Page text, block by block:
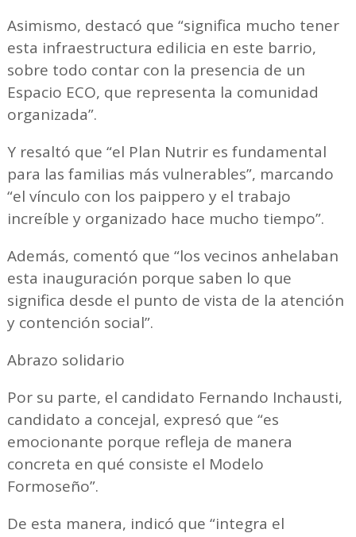
Asimismo, destacó que “significa mucho tener
esta infraestructura edilicia en este barrio,
sobre todo contar con la presencia de un
Espacio ECO, que representa la comunidad
organizada”.
Y resaltó que “el Plan Nutrir es fundamental
para las familias más vulnerables”, marcando
“el vínculo con los paippero y el trabajo
increíble y organizado hace mucho tiempo”.
Además, comentó que “los vecinos anhelaban
esta inauguración porque saben lo que
significa desde el punto de vista de la atención
y contención social”.
Abrazo solidario
Por su parte, el candidato Fernando Inchausti,
candidato a concejal, expresó que “es
emocionante porque refleja de manera
concreta en qué consiste el Modelo
Formoseño”.
De esta manera, indicó que “integra el